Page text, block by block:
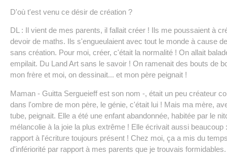
D'où t'est venu ce désir de création ?
DL : Il vient de mes parents, il fallait créer ! Ils me poussaient à
devoir de maths. Ils s'engueulaient avec tout le monde à cause
sans création. Pour moi, créer, c'était la normalité ! On allait
empilait. Du Land Art sans le savoir ! On ramenait des bouts de
mon frère et moi, on dessinait... et mon père peignait !
Maman - Guitta Sergueieff est son nom -, était un peu créateur
dans l'ombre de mon père, le génie, c'était lui ! Mais ma mère,
tube, peignait. Elle a été une enfant abandonnée, habitée par le
mélancolie à la joie la plus extrême ! Elle écrivait aussi beaucoup
rapport à l'écriture toujours présent ! Chez moi, ça a mis du
d'infériorité par rapport à mes parents que je trouvais